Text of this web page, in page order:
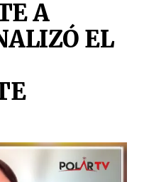
A
EL